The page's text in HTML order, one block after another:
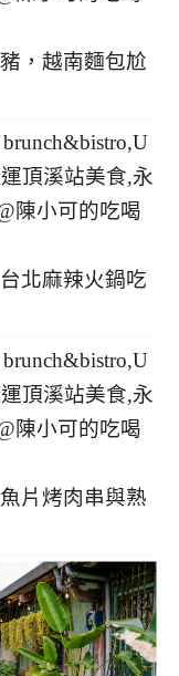
，越南麵包尬
北麻辣火鍋吃
片烤肉串與熟